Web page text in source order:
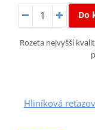
Do
Rozeta nejvyšší
Hliníková